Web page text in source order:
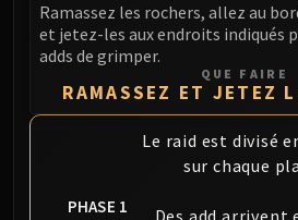
Maloriak
Nefarian
Halfus
Valiona &
Cho#gall
Sinestra
Ramassez les rochers, allez au
et jetez-les aux endroits indiqués
adds de grimper.
QUE FAIRE
RAMASSEZ ET JETEZ
PHASE 1
Le raid est divisé
sur chaque
Des add arrivent